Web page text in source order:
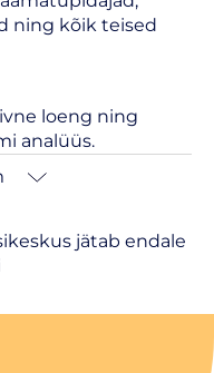
ning kõik teised
loeng ning
analüüs.
jätab endale